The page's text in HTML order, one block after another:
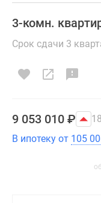
3-комн.
Срок сдачи 3
9 053 010 ₽
В ипотеку от 105